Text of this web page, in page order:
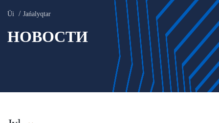
Üi Jańalyqtar
НОВОСТИ